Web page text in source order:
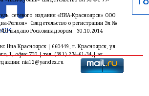
сетевого издания «НИА-Красноярск» ООО
Регион» Свидетельство о регистрации Эл №
выдано Роскомнадзором 30.10.2014
Ниа-Красноярск | 660449, г. Красноярск, ул.
1, офис 700 | тел. (391) 274-61-34,| эл.
nia12@yandex.ru